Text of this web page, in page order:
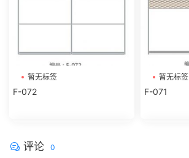
暂无标签
F-072
暂无标签
F-071
评论 0